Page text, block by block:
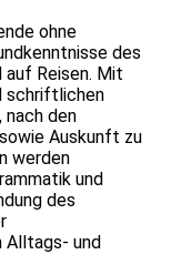
ohne
des
auf Reisen. Mit
schriftlichen
nach den
Auskunft zu
werden
und
des
Alltags- und